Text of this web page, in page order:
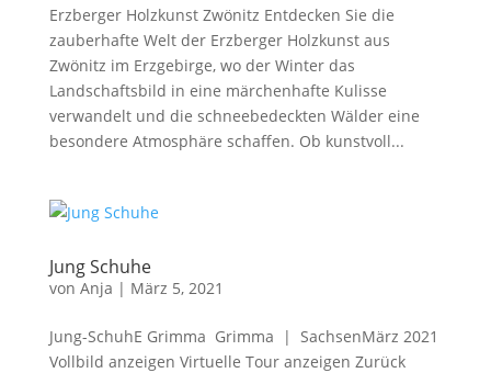
Erzberger Holzkunst Zwönitz Entdecken Sie die
zauberhafte Welt der Erzberger Holzkunst aus
Zwönitz im Erzgebirge, wo der Winter das
Landschaftsbild in eine märchenhafte Kulisse
verwandelt und die schneebedeckten Wälder eine
besondere Atmosphäre schaffen. Ob kunstvoll...
Jung Schuhe
von Anja | März 5, 2021
Jung-SchuhE Grimma Grimma | SachsenMärz 2021
Vollbild anzeigen Virtuelle Tour anzeigen Zurück